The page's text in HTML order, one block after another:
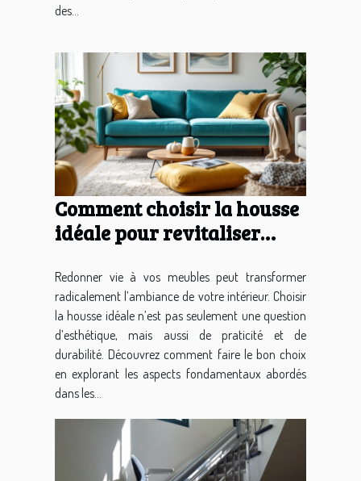
des...
Comment choisir la housse
idéale pour revitaliser
Redonner vie à vos meubles peut transformer
radicalement l’ambiance de votre intérieur. Choisir
la housse idéale n’est pas seulement une question
d’esthétique, mais aussi de praticité et de
durabilité. Découvrez comment faire le bon choix
en explorant les aspects fondamentaux abordés
dans les...